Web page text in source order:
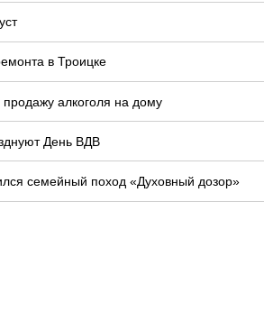
в Троицке
продажу алкоголя на дому
День ВДВ
семейный поход «Духовный дозор»